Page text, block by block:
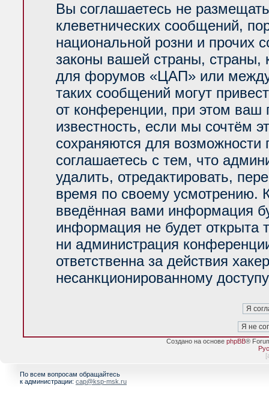
Вы соглашаетесь не
клеветнических сообщений,
национальной розни и прочих
законы вашей страны, страны,
для форумов «ЦАП» или
таких сообщений могут
от конференции, при этом ваш
известность, если мы сочтём
сохраняются для возможности
соглашаетесь с тем, что
удалить, отредактировать,
время по своему усмотрению.
введённая вами информация
информация не будет открыта
ни администрация
ответственна за действия
несанкционированному
Создано на основе phpBB®
[
По всем вопросам обращайтесь
к администрации: cap@ksp-msk.ru